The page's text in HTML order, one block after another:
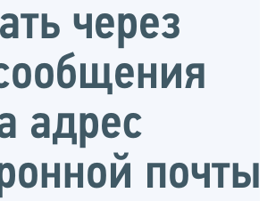
через
адрес
почты